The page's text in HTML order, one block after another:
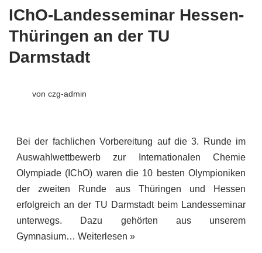
IChO-Landesseminar Hessen-
Thüringen an der TU
Darmstadt
von czg-admin
Bei der fachlichen Vorbereitung auf die 3. Runde im
Auswahlwettbewerb zur Internationalen Chemie
Olympiade (IChO) waren die 10 besten Olympioniken
der zweiten Runde aus Thüringen und Hessen
erfolgreich an der TU Darmstadt beim Landesseminar
unterwegs. Dazu gehörten aus unserem
Gymnasium… Weiterlesen »